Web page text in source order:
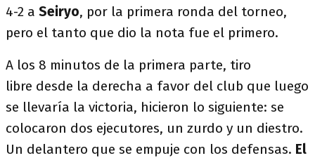
4-2 a Seiryo, por la primera ronda del torneo,
pero el tanto que dio la nota fue el primero.
A los 8 minutos de la primera parte, tiro
libre desde la derecha a favor del club que luego
se llevaría la victoria, hicieron lo siguiente: se
colocaron dos ejecutores, un zurdo y un diestro.
Un delantero que se empuje con los defensas. El